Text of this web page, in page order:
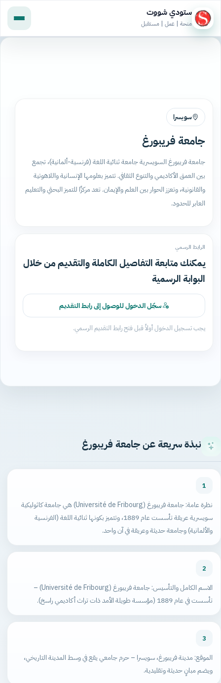
ستودي شووت
منحة | عمل | مستقبل
سويسرا
جامعة فريبورغ
جامعة فريبورغ السويسرية جامعة ثنائية اللغة (فرنسية-ألمانية)، تجمع
بين العمق الأكاديمي والتنوع الثقافي. تتميز بعلومها الإنسانية واللاهوتية
والقانونية، وتعزز الحوار بين العلم والإيمان. تعد مركزًا للتميز البحثي والتعليم
العابر للحدود.
الرابط الرسمي
يمكنك متابعة التفاصيل الكاملة والتقديم من خلال
البوابة الرسمية
سجّل الدخول للوصول إلى رابط التقديم
يجب تسجيل الدخول أولاً قبل فتح رابط التقديم الرسمي.
نبذة سريعة عن جامعة فريبورغ
1
نظرة عامة: جامعة فريبورغ (Université de Fribourg) هي جامعة كاثوليكية
سويسرية عريقة تأسست عام 1889، وتتميز بكونها ثنائية اللغة (الفرنسية
والألمانية) وجامعة حديثة وعريقة في آن واحد.
2
الاسم الكامل والتأسيس: جامعة فريبورغ (Université de Fribourg) –
تأسست في عام 1889 (مؤسسة طويلة الأمد ذات تراث أكاديمي راسخ).
3
الموقع: مدينة فريبورغ، سويسرا – حرم جامعي يقع في وسط المدينة التاريخي،
ويضم مبانٍ حديثة وتقليدية.